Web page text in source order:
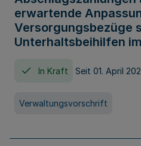
erwartende
Versorgungsbezüge
Unterhaltsbeihilfen
In Kraft Seit 01. April
Verwaltungsvorschrift